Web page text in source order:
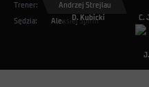
D. Kubicki
Trener: Andrzej Strejlau
Sędzia: Aleksiej Spirin